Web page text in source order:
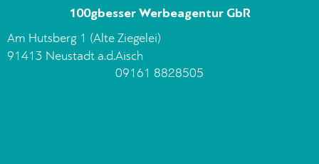
100gbesser Werbeagentur GbR
Am Hutsberg 1 (Alte Ziegelei)
91413 Neustadt a.d.Aisch
09161 8828505